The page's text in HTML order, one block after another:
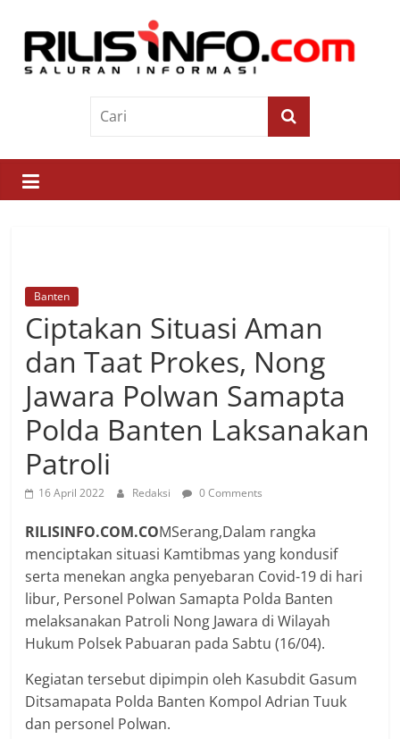
contentRilis
Saluran
Informasi
Banten
Ciptakan Situasi Aman
dan Taat Prokes, Nong
Jawara Polwan Samapta
Polda Banten Laksanakan
Patroli
16 April 2022 Redaksi 0 Comments
RILISINFO.COM.COMSerang,Dalam rangka
menciptakan situasi Kamtibmas yang kondusif
serta menekan angka penyebaran Covid-19 di hari
libur, Personel Polwan Samapta Polda Banten
melaksanakan Patroli Nong Jawara di Wilayah
Hukum Polsek Pabuaran pada Sabtu (16/04).
Kegiatan tersebut dipimpin oleh Kasubdit Gasum
Ditsamapata Polda Banten Kompol Adrian Tuuk
dan personel Polwan.